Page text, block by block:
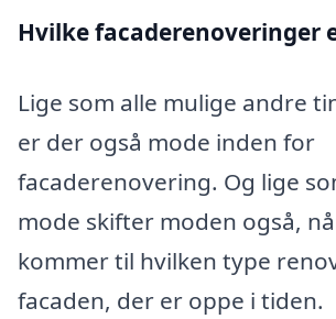
Hvilke facaderenoveringer
Lige som alle mulige andre
er der også mode inden for
facaderenovering. Og lige
mode skifter moden også,
kommer til hvilken type
facaden, der er oppe i tiden.